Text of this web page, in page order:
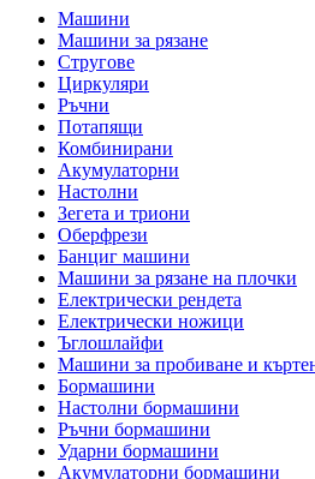
Машини
Машини за рязане
Стругове
Циркуляри
Ръчни
Потапящи
Комбинирани
Акумулаторни
Настолни
Зегета и триони
Оберфрези
Банциг машини
Машини за рязане на плочки
Електрически рендета
Електрически ножици
Ъглошлайфи
Машини за пробиване и
Бормашини
Настолни бормашини
Ръчни бормашини
Ударни бормашини
Акумулаторни бормашини